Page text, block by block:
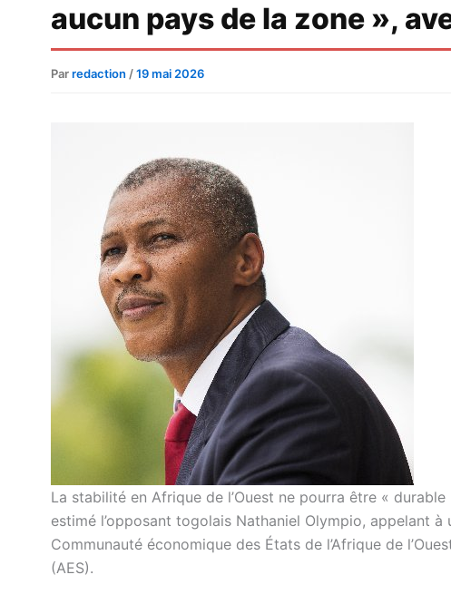
aucun pays de la zone »,
Parredaction /19 mai 2026
La stabilité en Afrique de l’Ouest ne pourra être «
estimé l’opposant togolais Nathaniel Olympio, appelant
Communauté économique des États de l’Afrique de
(AES).